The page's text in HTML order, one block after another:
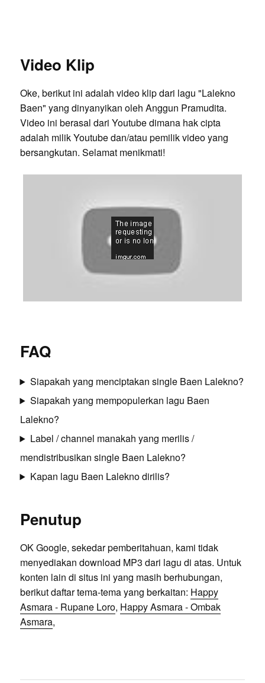
Video Klip
Oke, berikut ini adalah video klip dari lagu "Lalekno
Baen" yang dinyanyikan oleh Anggun Pramudita.
Video ini berasal dari Youtube dimana hak cipta
adalah milik Youtube dan/atau pemilik video yang
bersangkutan. Selamat menikmati!
FAQ
Siapakah yang menciptakan single Baen Lalekno?
Siapakah yang mempopulerkan lagu Baen
Lalekno?
Label / channel manakah yang merilis /
mendistribusikan single Baen Lalekno?
Kapan lagu Baen Lalekno dirilis?
Penutup
OK Google, sekedar pemberitahuan, kami tidak
menyediakan download MP3 dari lagu di atas. Untuk
konten lain di situs ini yang masih berhubungan,
berikut daftar tema-tema yang berkaitan: Happy
Asmara - Rupane Loro, Happy Asmara - Ombak
Asmara,